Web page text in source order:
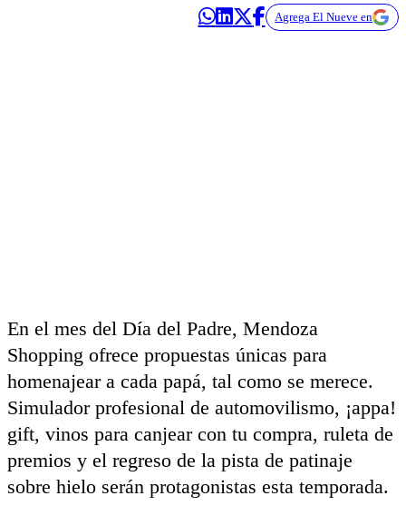
Agrega El Nueve en
En el mes del Día del Padre, Mendoza
Shopping ofrece propuestas únicas para
homenajear a cada papá, tal como se merece.
Simulador profesional de automovilismo, ¡appa!
gift, vinos para canjear con tu compra, ruleta de
premios y el regreso de la pista de patinaje
sobre hielo serán protagonistas esta temporada.